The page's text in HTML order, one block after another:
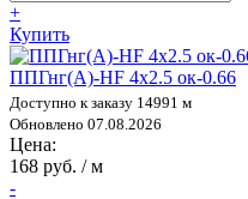
+
Купить
ППГнг(А)-HF 4х2.5 ок-0.66
Доступно к заказу 14991 м
Обновлено 07.08.2026
Цена:
168 руб. / м
-